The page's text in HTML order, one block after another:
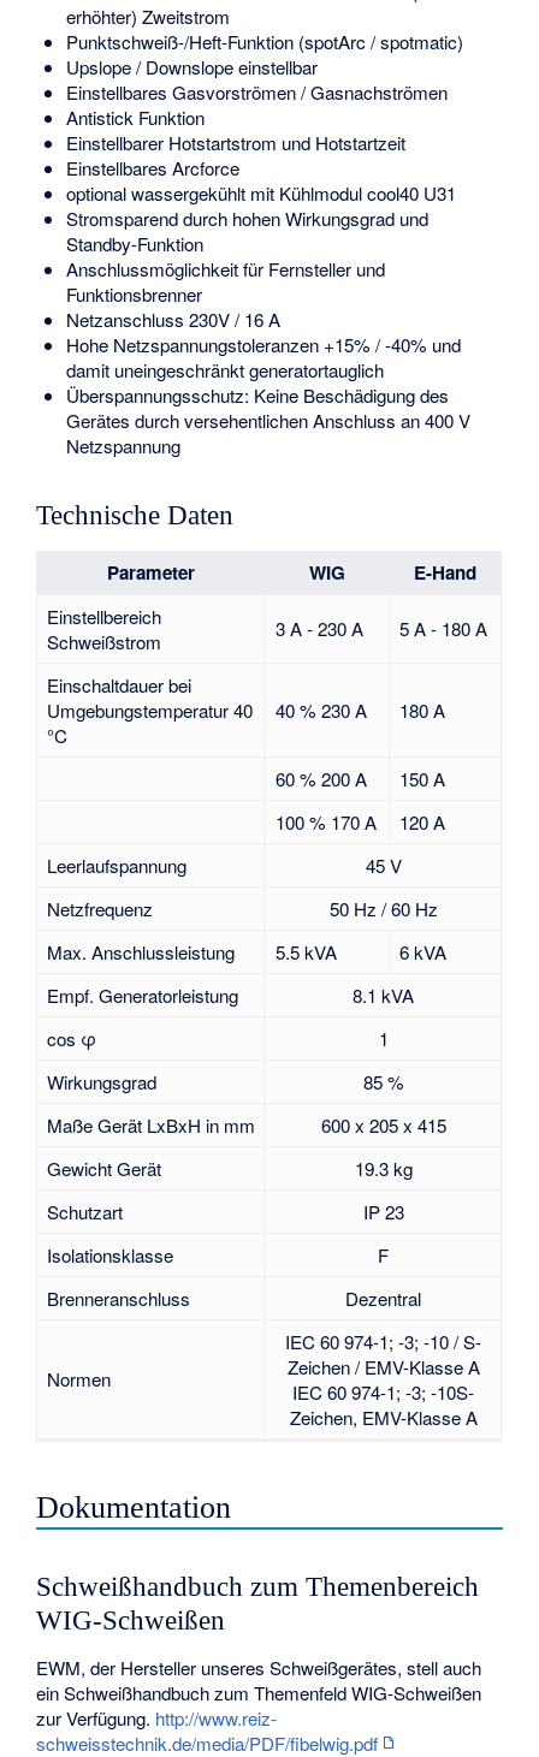
erhöhter) Zweitstrom
Punktschweiß-/Heft-Funktion (spotArc / spotmatic)
Upslope / Downslope einstellbar
Einstellbares Gasvorströmen / Gasnachströmen
Antistick Funktion
Einstellbarer Hotstartstrom und Hotstartzeit
Einstellbares Arcforce
optional wassergekühlt mit Kühlmodul cool40 U31
Stromsparend durch hohen Wirkungsgrad und
Standby-Funktion
Anschlussmöglichkeit für Fernsteller und
Funktionsbrenner
Netzanschluss 230V / 16 A
Hohe Netzspannungstoleranzen +15% / -40% und
damit uneingeschränkt generatortauglich
Überspannungsschutz: Keine Beschädigung des
Gerätes durch versehentlichen Anschluss an 400 V
Netzspannung
Technische Daten
Parameter WIG E-Hand
Einstellbereich
Schweißstrom
3 A - 230 A 5 A - 180 A
Einschaltdauer bei
Umgebungstemperatur 40
°C
40 % 230 A 180 A
60 % 200 A
150 A
100 % 170 A
120 A
Leerlaufspannung
45 V
Netzfrequenz
50 Hz / 60 Hz
Max. Anschlussleistung
5.5 kVA
6 kVA
Empf. Generatorleistung
8.1 kVA
cos φ
1
Wirkungsgrad
85 %
Maße Gerät LxBxH in mm
600 x 205 x 415
Gewicht Gerät
19.3 kg
Schutzart
IP 23
Isolationsklasse
F
Brenneranschluss
Dezentral
Normen
IEC 60 974-1; -3; -10 / S-
Zeichen / EMV-Klasse A
IEC 60 974-1; -3; -10S-
Zeichen, EMV-Klasse A
Dokumentation
Schweißhandbuch zum Themenbereich
WIG-Schweißen
EWM, der Hersteller unseres Schweißgerätes, stell auch
ein Schweißhandbuch zum Themenfeld WIG-Schweißen
zur Verfügung. http://www.reiz-
schweisstechnik.de/media/PDF/fibelwig.pdf